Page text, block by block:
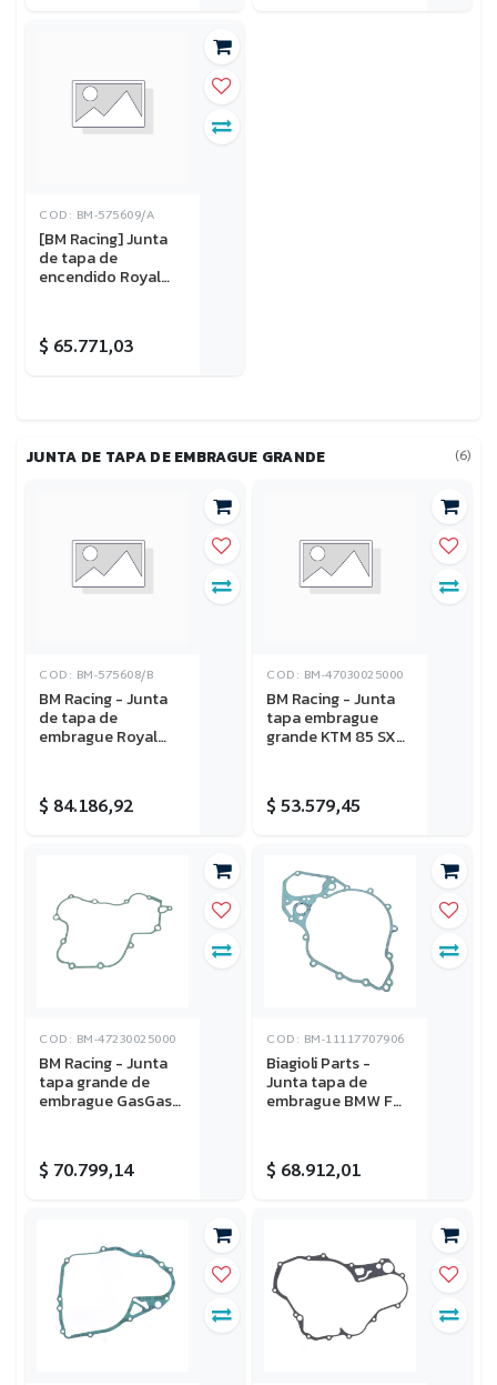
COD: BM-575609/A
[BM Racing] Junta
de tapa de
encendido Royal
Interceptor 650 18-
26 (OEM code
$ 65.771,03
JUNTA DE TAPA DE EMBRAGUE GRANDE (6)
COD: BM-575608/B
BM Racing - Junta
de tapa de
embrague Royal
Interceptor 650 18-
26 (OEM code
$ 84.186,92
COD: BM-47030025000
BM Racing - Junta
tapa embrague
grande KTM 85 SX
$53.579,45
COD: BM-47230025000
BM Racing - Junta
tapa grande de
embrague GasGas
2018-2025, KTM 85
SX 2018-2025
$ 70.799,14
COD: BM-11117707906
Biagioli Parts -
Junta tapa de
embrague BMW F
F 800GS 2008-
2018, F 800GS
$ 68.912,01